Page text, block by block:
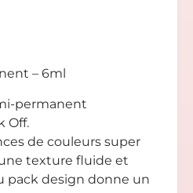
– 6ml
permanent
Off.
de couleurs super
texture fluide et
pack design donne un